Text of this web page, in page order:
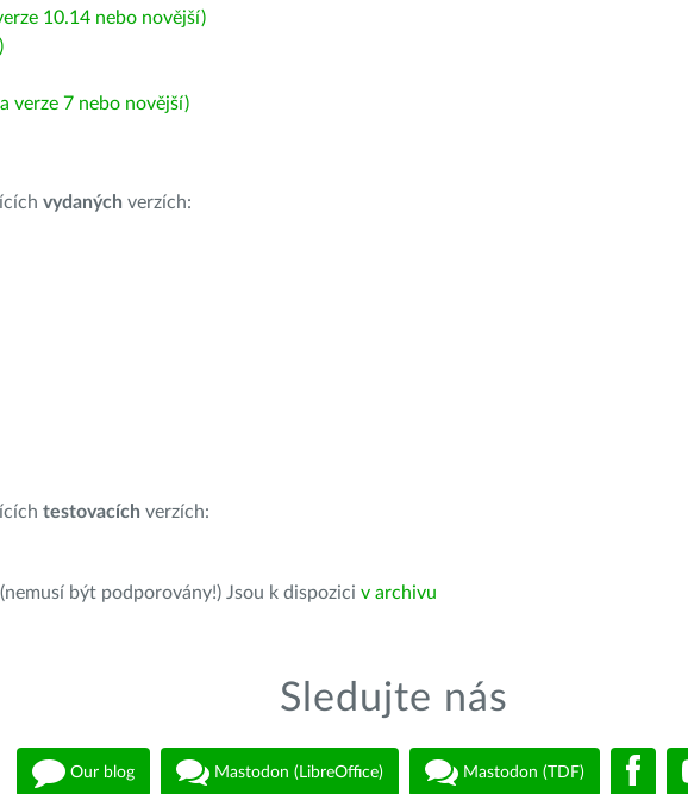
10.14 nebo novější)
verze 7 nebo novější)
vydaných verzích:
testovacích verzích:
být podporovány!) Jsou k dispozici v archivu
Sledujte nás
Our blog Mastodon (LibreOffice) Mastodon (TDF)